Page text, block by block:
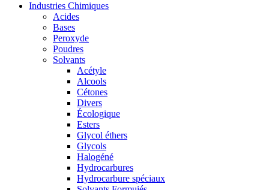
Industries Chimiques
Acides
Bases
Peroxyde
Poudres
Solvants
Acétyle
Alcools
Cétones
Divers
Écologique
Esters
Glycol éthers
Glycols
Halogéné
Hydrocarbures
Hydrocarbure spéciaux